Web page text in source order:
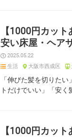
【1000円カッ
安い床屋・ヘア
2025.05.22
生活
大阪市西成区
「伸びた髪を切りた
トだけでいい」「安
【1000円カッ